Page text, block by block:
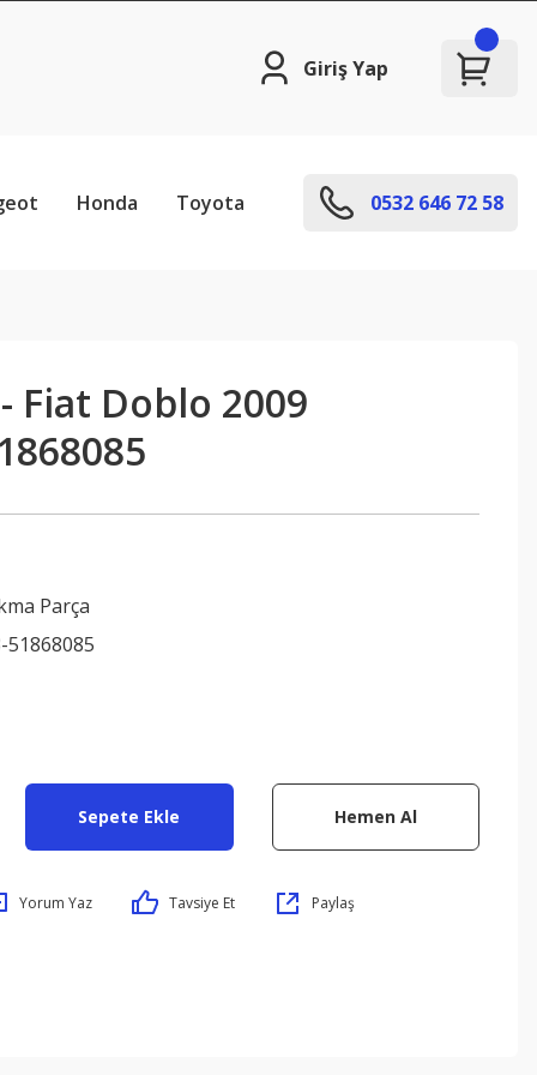
Giriş Yap
Honda Toyota 0532 646 72 58
Fiat Doblo 2009
Parça
51868085
Sepete Ekle Hemen Al
Yorum Yaz Tavsiye Et Paylaş